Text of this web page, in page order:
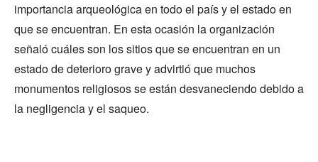
importancia arqueológica en todo el país y el estado en
que se encuentran. En esta ocasión la organización
señaló cuáles son los sitios que se encuentran en un
estado de deterioro grave y advirtió que muchos
monumentos religiosos se están desvaneciendo debido a
la negligencia y el saqueo.